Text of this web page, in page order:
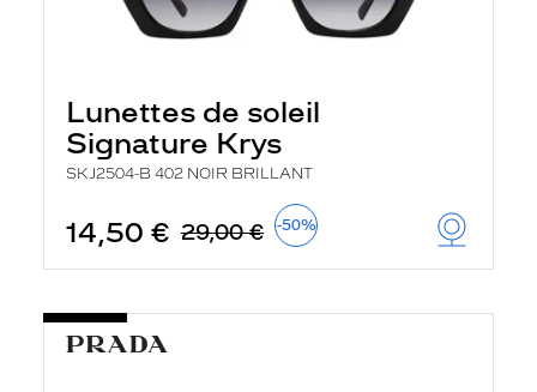
Lunettes de soleil
Signature Krys
SKJ2504-B 402 NOIR BRILLANT
14,50 € 29,00 € -50%